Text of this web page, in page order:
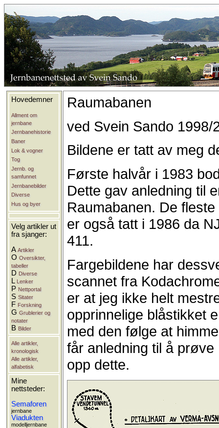
Hovedemner
Allment om
jernbane
Jernbanehistorie
Baner
Lok & vogner
Tog
Jernb. og
samfunnet
Jernbanebilder
Diverse
Hus og byer
Velg artikler ut
fra sjanger:
AArtikler
OOversikter,
tabeller
D Diverse
L Lenker
P Nettportal
SSitater
F Forskning
GGrublerier og
notater
B Bilder
Alle artikler,
kronologisk
Alle artikler,
alfabetisk
Mine
nettsteder:
Semaforen
jernbane
Viadukten
modelljernbane
Raumabanen
ved Svein Sando 1998/
Bildene er tatt av meg
Første halvår i 1983
Dette gav anledning til
Raumabanen. De
er også tatt i 1986 da
411.
Fargebildene har
scannet fra
er at jeg ikke helt
opprinnelige blåstikket
med den følge at
får anledning til å
opp dette.